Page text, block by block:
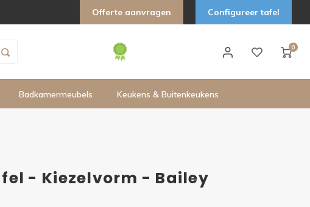
Offerte aanvragen Configureer tafel
0
Badkamermeubels Keukens & Buitenkeukens
- Kiezelvorm - Bailey